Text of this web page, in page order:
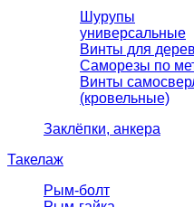
Шурупы
универсальные
Винты для
Саморезы по
Винты
(кровельные)
Заклёпки, анкера
Такелаж
Рым-болт